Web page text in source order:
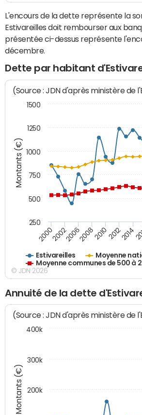
L'encours de la dette représente la
Estivareilles doit rembourser aux
présentée ci-dessus représente
décembre.
Dette par habitant
Montants (€)
(Source : JDN d'après ministère de
Estivareilles
Moyenne
Moyenne communes de 500 à
2000200220062008201020122014
250
500
750
1000
1250
1500
© JDN 2026
Annuité de la dette
Montants (€)
(Source : JDN d'après ministère de
200k
300k
400k